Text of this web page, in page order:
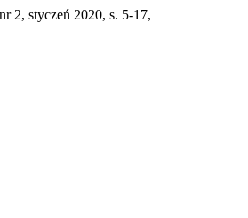
2, styczeń 2020, s. 5-17,